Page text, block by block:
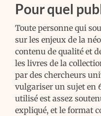
Pour quel
Toute personne qui
sur les enjeux de la
contenu de qualité et
les livres de la
par des chercheurs
vulgariser un sujet en
utilisé est assez
expliqué, et le format